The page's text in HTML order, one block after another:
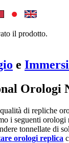
il prodotto.
e
Orologi
di repliche
i seguenti orologi
tonnellate di
orologi replica